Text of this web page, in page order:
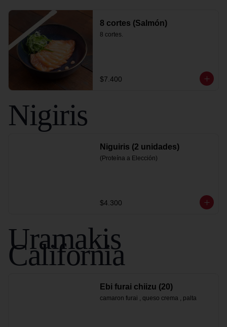
8 cortes (Salmón)
8 cortes.
$7.400
Nigiris
Niguiris (2 unidades)
(Proteína a Elección)
$4.300
Uramakis
California
Ebi furai chiizu (20)
camaron furai , queso crema , palta